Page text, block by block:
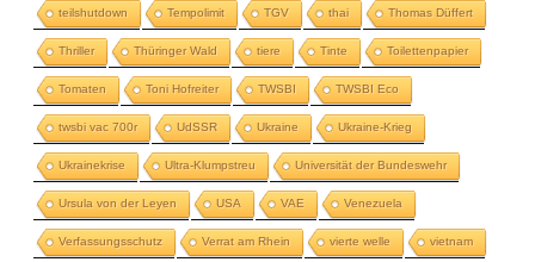
teilshutdown Tempolimit TGV thai Thomas Düffert
Thriller Thüringer Wald tiere Tinte Toilettenpapier
Tomaten Toni Hofreiter TWSBI TWSBI Eco
twsbi vac 700r UdSSR Ukraine Ukraine-Krieg
Ukrainekrise Ultra-Klumpstreu Universität der Bundeswehr
Ursula von der Leyen USA VAE Venezuela
Verfassungsschutz Verrat am Rhein vierte welle vietnam